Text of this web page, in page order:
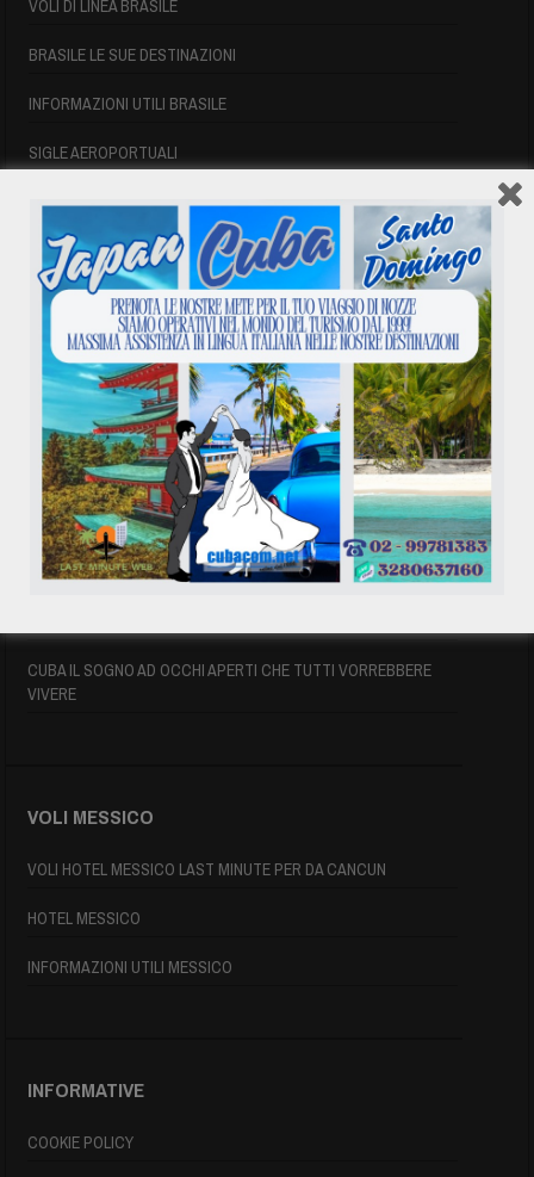
VOLI DI LINEA BRASILE
BRASILE LE SUE DESTINAZIONI
INFORMAZIONI UTILI BRASILE
SIGLE AEROPORTUALI
VOLI CUBA
VOLI CUBA
VOLI CUBA LAST MINUTE
VOLI DI LINEA CUBA
AFFITTO CASE A PLAYA DEL ESTE
ASSICURAZIONE E VISTO CUBA
INFORMAZIONI UTILI
CUBA IL SOGNO AD OCCHI APERTI CHE TUTTI VORREBBERE
VIVERE
VOLI MESSICO
VOLI HOTEL MESSICO LAST MINUTE PER DA CANCUN
HOTEL MESSICO
INFORMAZIONI UTILI MESSICO
INFORMATIVE
COOKIE POLICY